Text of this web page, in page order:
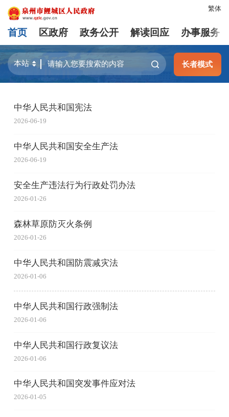
繁体
首页 区政府 政务公开 解读回应 办事服务
长者模式
中华人民共和国宪法
2026-06-19
中华人民共和国安全生产法
2026-06-19
安全生产违法行为行政处罚办法
2026-01-26
森林草原防灭火条例
2026-01-26
中华人民共和国防震减灾法
2026-01-06
中华人民共和国行政强制法
2026-01-06
中华人民共和国行政复议法
2026-01-06
中华人民共和国突发事件应对法
2026-01-05